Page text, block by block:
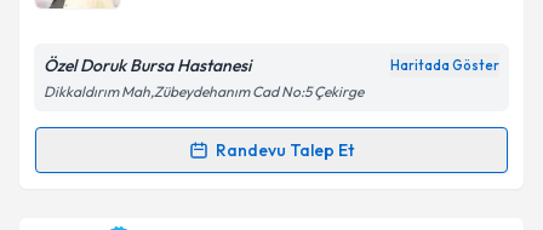
Kişisel verilerimin işlenmesine ilişkin
Metni'ni okudum ve kişisel verilerimin belirtilen
Özel Doruk Bursa Hastanesi Haritada Göster
Dikkaldırım Mah,Zübeydehanım Cad No:5 Çekirge
Randevu Talep Et
Randevu Takvimi Talebi